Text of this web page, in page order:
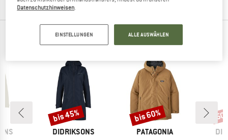
TOP PRODUKTE DEINER LIEBLINGSMARKEN
MARKE
DIDRIKSONS
Rabatt
bis 45%
MARKE
PATAGONIA
Rabatt
bis 60%
Datenschutzhinweisen
EINSTELLUNGEN ALLE AUSWÄHLEN